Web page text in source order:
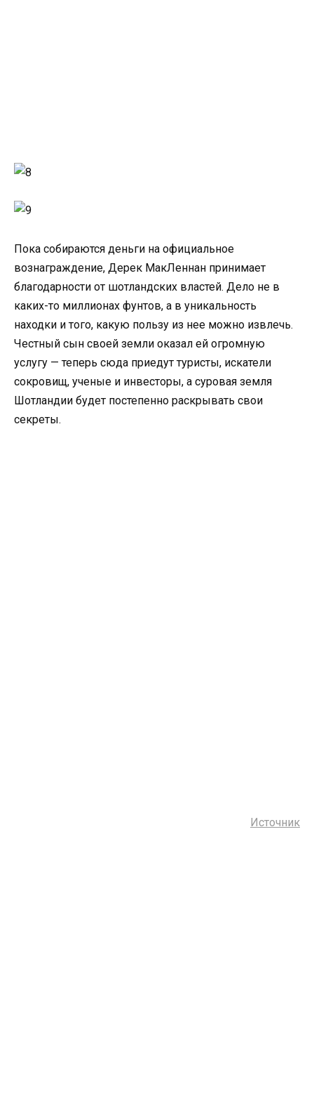
Пока собираются деньги на официальное
вознаграждение, Дерек МакЛеннан принимает
благодарности от шотландских властей. Дело не в
каких-то миллионах фунтов, а в уникальность
находки и того, какую пользу из нее можно извлечь.
Честный сын своей земли оказал ей огромную
услугу — теперь сюда приедут туристы, искатели
сокровищ, ученые и инвесторы, а суровая земля
Шотландии будет постепенно раскрывать свои
секреты.
Источник